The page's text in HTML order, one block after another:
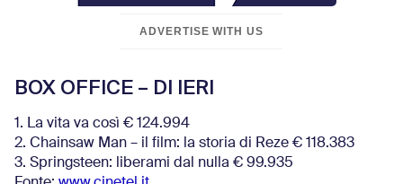
ADVERTISE WITH US
BOX OFFICE – DI IERI
1. La vita va così € 124.994
2. Chainsaw Man – il film: la storia di Reze € 118.383
3. Springsteen: liberami dal nulla € 99.935